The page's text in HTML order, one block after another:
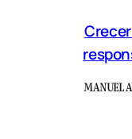
MANUEL